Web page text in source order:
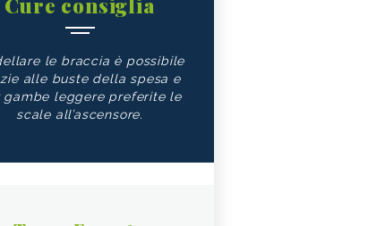
le braccia è possibile
alle buste della spesa e
gambe leggere preferite le
scale all’ascensore.